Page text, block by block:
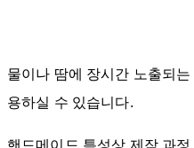
물이나 땀에 장시간 노출되
용하실 수 있습니다.
핸드메이드 특성상 제작 과